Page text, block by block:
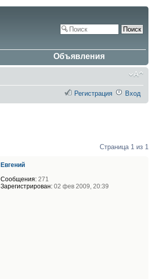
Объявления
Регистрация Вход
Страница 1 из 1
Евгений
Сообщения:271
Зарегистрирован:02 фев 2009, 20:39